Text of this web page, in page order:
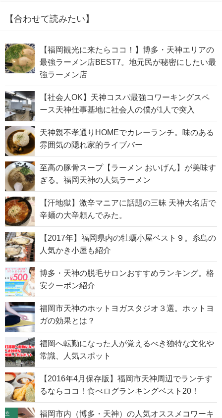
【合わせて読みたい】
【福岡観光に来たらココ！】博多・天神エリアの
最強ラーメン店BEST7。地元民が秘密にしたい最
強ラーメン店
【社会人OK】天神コスパ最強コワーキングスペ
ース天神仕事基地に社会人の僕が1人で突入
天神親不孝通りHOMEでカレーランチ。味のある
雰囲気の隠れ家的ライブバー
至高の豚骨スープ【ラーメン おいげん】が美味す
ぎる。福岡天神の人気ラーメン
【汗地獄】激辛マニアに話題の三昧 天神大名店で
辛麺の大辛頼んでみた。
【2017年】福岡県内の牡蠣小屋ベスト９。糸島の
人気かき小屋も紹介
博多・天神の脱毛サロンおすすめランキング。格
安クーポン紹介
福岡市天神のホットヨガスタジオ３選。ホットヨ
ガの効果とは？
福岡へ転勤になった人が覚えるべき独特な文化や
常識、人気スポット
【2016年4月保存版】福岡市天神周辺でランチす
るならココ！食べログランキングベスト20！
福岡市内（博多・天神）の人気オススメコワーキ